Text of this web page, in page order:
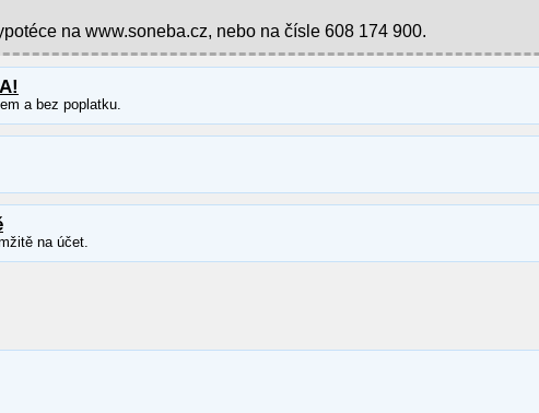
na www.soneba.cz, nebo na čísle 608 174 900.
a bez poplatku.
na účet.